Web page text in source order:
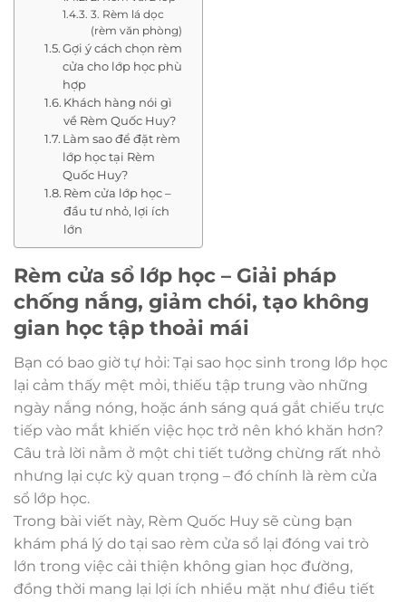
3. Rèm lá dọc
(rèm văn phòng)
Gợi ý cách chọn rèm
cửa cho lớp học phù
hợp
Khách hàng nói gì
về Rèm Quốc Huy?
Làm sao để đặt rèm
lớp học tại Rèm
Quốc Huy?
Rèm cửa lớp học –
đầu tư nhỏ, lợi ích
lớn
Rèm cửa sổ lớp học – Giải pháp
chống nắng, giảm chói, tạo không
gian học tập thoải mái
Bạn có bao giờ tự hỏi: Tại sao học sinh trong lớp học
lại cảm thấy mệt mỏi, thiếu tập trung vào những
ngày nắng nóng, hoặc ánh sáng quá gắt chiếu trực
tiếp vào mắt khiến việc học trở nên khó khăn hơn?
Câu trả lời nằm ở một chi tiết tưởng chừng rất nhỏ
nhưng lại cực kỳ quan trọng – đó chính là rèm cửa
sổ lớp học.
Trong bài viết này, Rèm Quốc Huy sẽ cùng bạn
khám phá lý do tại sao rèm cửa sổ lại đóng vai trò
lớn trong việc cải thiện không gian học đường,
đồng thời mang lại lợi ích nhiều mặt như điều tiết